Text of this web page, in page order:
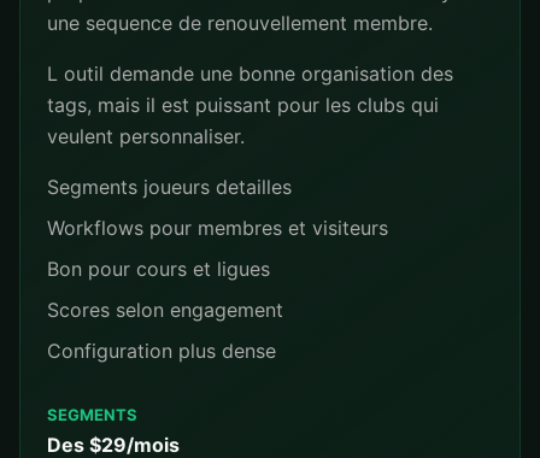
une sequence de renouvellement membre.
L outil demande une bonne organisation des
tags, mais il est puissant pour les clubs qui
veulent personnaliser.
Segments joueurs detailles
Workflows pour membres et visiteurs
Bon pour cours et ligues
Scores selon engagement
Configuration plus dense
SEGMENTS
Des $29/mois